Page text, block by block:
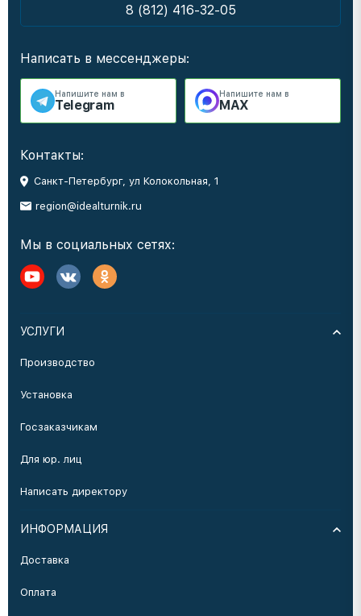
8 (812) 416-32-05
Написать в мессенджеры:
Напишите нам в
Telegram
Напишите нам в
MAX
Контакты:
Санкт-Петербург, ул Колокольная, 1
region@idealturnik.ru
Мы в социальных сетях:
УСЛУГИ
Производство
Установка
Госзаказчикам
Для юр. лиц
Написать директору
ИНФОРМАЦИЯ
Доставка
Оплата